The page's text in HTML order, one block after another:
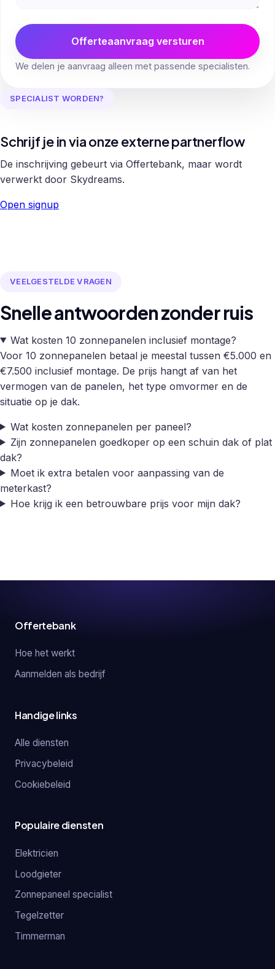
Offerteaanvraag versturen
We delen je aanvraag alleen met passende specialisten.
SPECIALIST WORDEN?
Schrijf je in via onze externe partnerflow
De inschrijving gebeurt via Offertebank, maar wordt
verwerkt door Skydreams.
Open signup
VEELGESTELDE VRAGEN
Snelle antwoorden zonder ruis
Wat kosten 10 zonnepanelen inclusief montage?
Voor 10 zonnepanelen betaal je meestal tussen €5.000 en
€7.500 inclusief montage. De prijs hangt af van het
vermogen van de panelen, het type omvormer en de
situatie op je dak.
Wat kosten zonnepanelen per paneel?
Zijn zonnepanelen goedkoper op een schuin dak of plat
dak?
Moet ik extra betalen voor aanpassing van de
meterkast?
Hoe krijg ik een betrouwbare prijs voor mijn dak?
Offertebank
Hoe het werkt
Aanmelden als bedrijf
Handige links
Alle diensten
Privacybeleid
Cookiebeleid
Populaire diensten
Elektricien
Loodgieter
Zonnepaneel specialist
Tegelzetter
Timmerman